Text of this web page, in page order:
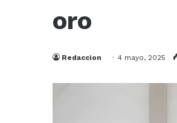
oro
Redaccion 4 mayo, 2025